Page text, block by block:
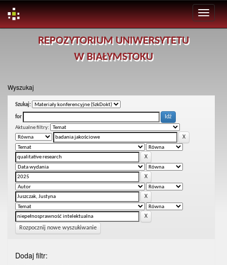
REPOZYTORIUM UNIWERSYTETU
W BIAŁYMSTOKU
Wyszukaj
Szukaj:
for
Aktualne filtry:
Rozpocznij nowe wyszukiwanie
Dodaj filtr: